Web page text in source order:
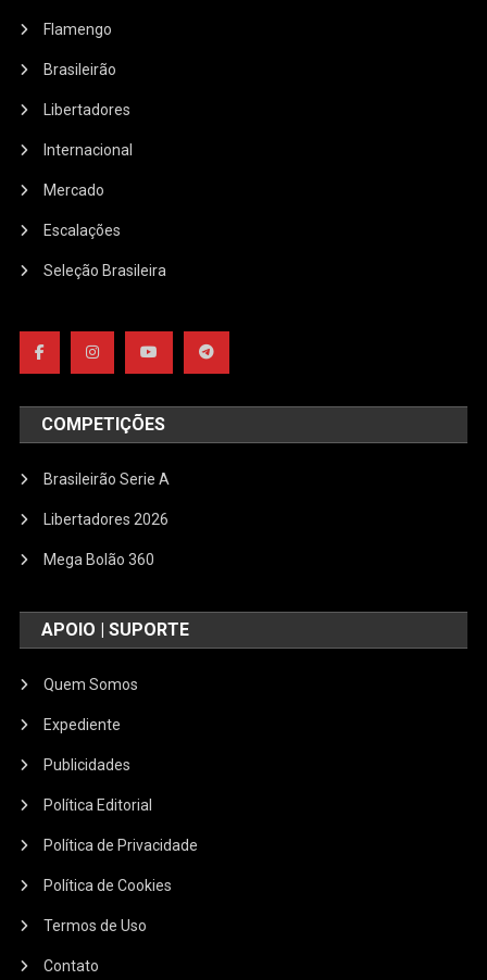
Flamengo
Brasileirão
Libertadores
Internacional
Mercado
Escalações
Seleção Brasileira
COMPETIÇÕES
Brasileirão Serie A
Libertadores 2026
Mega Bolão 360
APOIO | SUPORTE
Quem Somos
Expediente
Publicidades
Política Editorial
Política de Privacidade
Política de Cookies
Termos de Uso
Contato